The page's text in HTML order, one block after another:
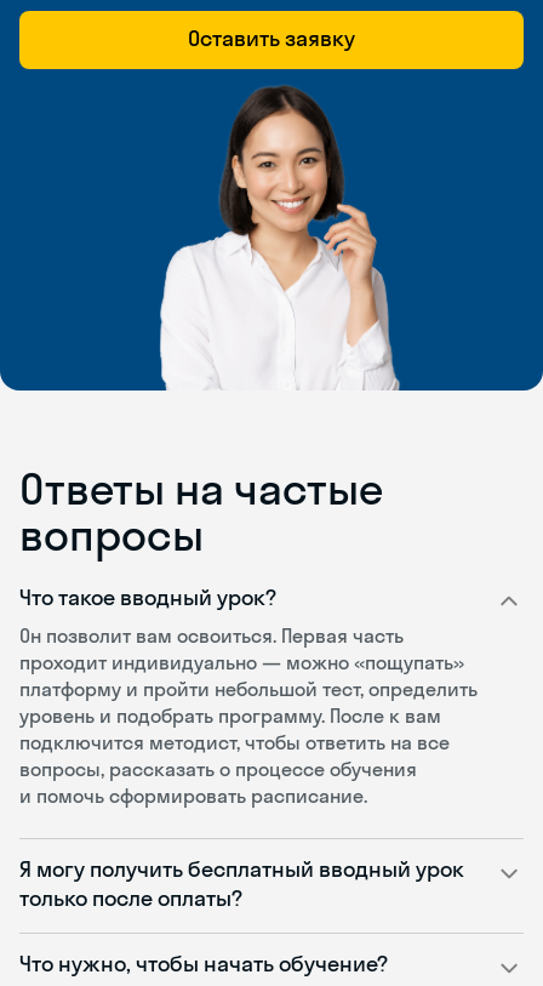
Оставить заявку
Ответы на частые
вопросы
Что такое вводный урок?
Он позволит вам освоиться. Первая часть
проходит индивидуально — можно «пощупать»
платформу и пройти небольшой тест, определить
уровень и подобрать программу. После к вам
подключится методист, чтобы ответить на все
вопросы, рассказать о процессе обучения
и помочь сформировать расписание.
Я могу получить бесплатный вводный урок
только после оплаты?
Что нужно, чтобы начать обучение?